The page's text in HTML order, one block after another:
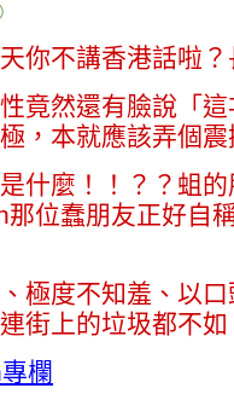
你不講香港話啦
竟然還有臉說「
，本就應該弄個
什麼！！？？蛆
那位蠢朋友正好自
極度不知羞、以
街上的垃圾都不
欄